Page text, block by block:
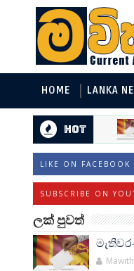
HOME LANKA
Hot ලක්
LIKE ON FACEBOOK
SUBSCRIBE ON
ලක් පුවත්